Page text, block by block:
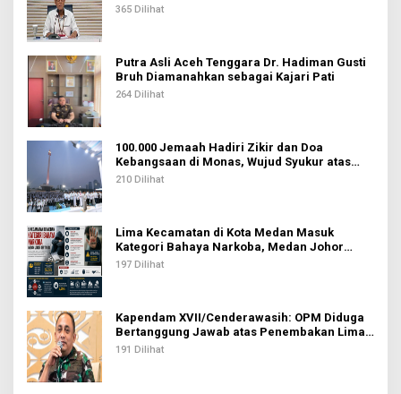
365 Dilihat
Putra Asli Aceh Tenggara Dr. Hadiman Gusti
Bruh Diamanahkan sebagai Kajari Pati
264 Dilihat
100.000 Jemaah Hadiri Zikir dan Doa
Kebangsaan di Monas, Wujud Syukur atas
Kemerdekaan Indonesia
210 Dilihat
Lima Kecamatan di Kota Medan Masuk
Kategori Bahaya Narkoba, Medan Johor
Tertinggi
197 Dilihat
Kapendam XVII/Cenderawasih: OPM Diduga
Bertanggung Jawab atas Penembakan Lima
Pekerja di Tolikara
191 Dilihat